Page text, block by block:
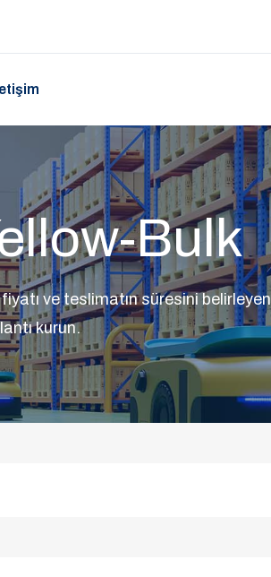
Bulk
ve teslimatın süresini belirleyen
kurun.